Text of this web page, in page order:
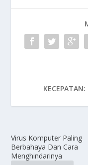
KECEPATAN:
Virus Komputer Paling
Berbahaya Dan Cara
Menghindarinya